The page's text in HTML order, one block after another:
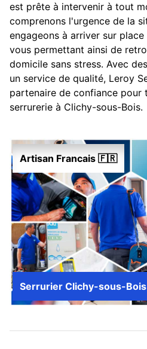
est prête à intervenir à tout
comprenons l'urgence de la
engageons à arriver sur
vous permettant ainsi de
domicile sans stress. Avec
un service de qualité, Leroy
partenaire de confiance pour
serrurerie à Clichy-sous-Bois.
Artisan Francais 🇫🇷
Serrurier Clichy-sous-